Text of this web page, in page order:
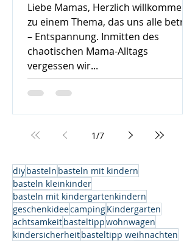
Liebe Mamas, Herzlich willkommen
zu einem Thema, das uns alle betrifft
– Entspannung. Inmitten des
chaotischen Mama-Alltags
vergessen wir...
1/7
diybasteln basteln mit kindern
basteln kleinkinder
basteln mit kindergartenkindern
geschenkideecampingKindergarten
achtsamkeitbasteltippwohnwagen
kindersicherheitbasteltipp weihnachten